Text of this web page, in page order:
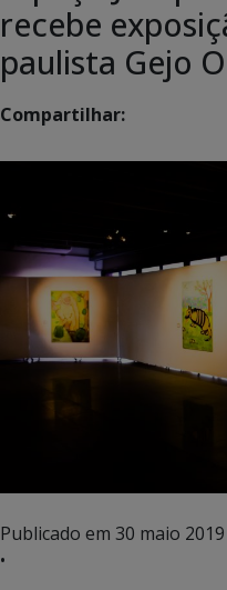
recebe
paulista Gejo
Compartilhar:
Publicado em 30 maio 2019
•